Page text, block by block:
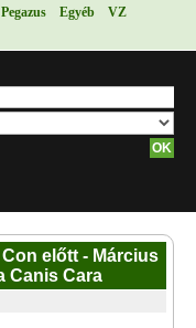
Pegazus Egyéb
VZ
előtt - Március
Canis Cara